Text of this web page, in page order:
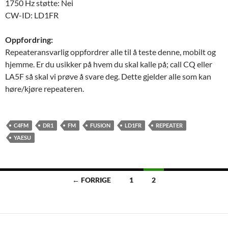
1750 Hz støtte: Nei
CW-ID: LD1FR
Oppfordring:
Repeateransvarlig oppfordrer alle til å teste denne, mobilt og
hjemme. Er du usikker på hvem du skal kalle på; call CQ eller
LA5F så skal vi prøve å svare deg. Dette gjelder alle som kan
høre/kjøre repeateren.
C4FM DR1 FM FUSION LD1FR
REPEATER
YAESU
← FORRIGE 1 2